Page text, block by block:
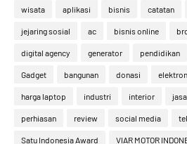
wisata aplikasi bisnis catatan
jejaring sosial ac bisnis online
digital agency generator pendidikan
Gadget bangunan donasi
harga laptop industri interior jasa
perhiasan review social media
Satu Indonesia Award VIAR MOTOR